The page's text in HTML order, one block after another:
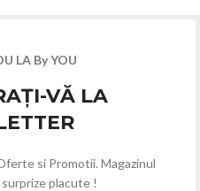
LA By YOU
VĂ LA
si Promotii. Magazinul
placute !